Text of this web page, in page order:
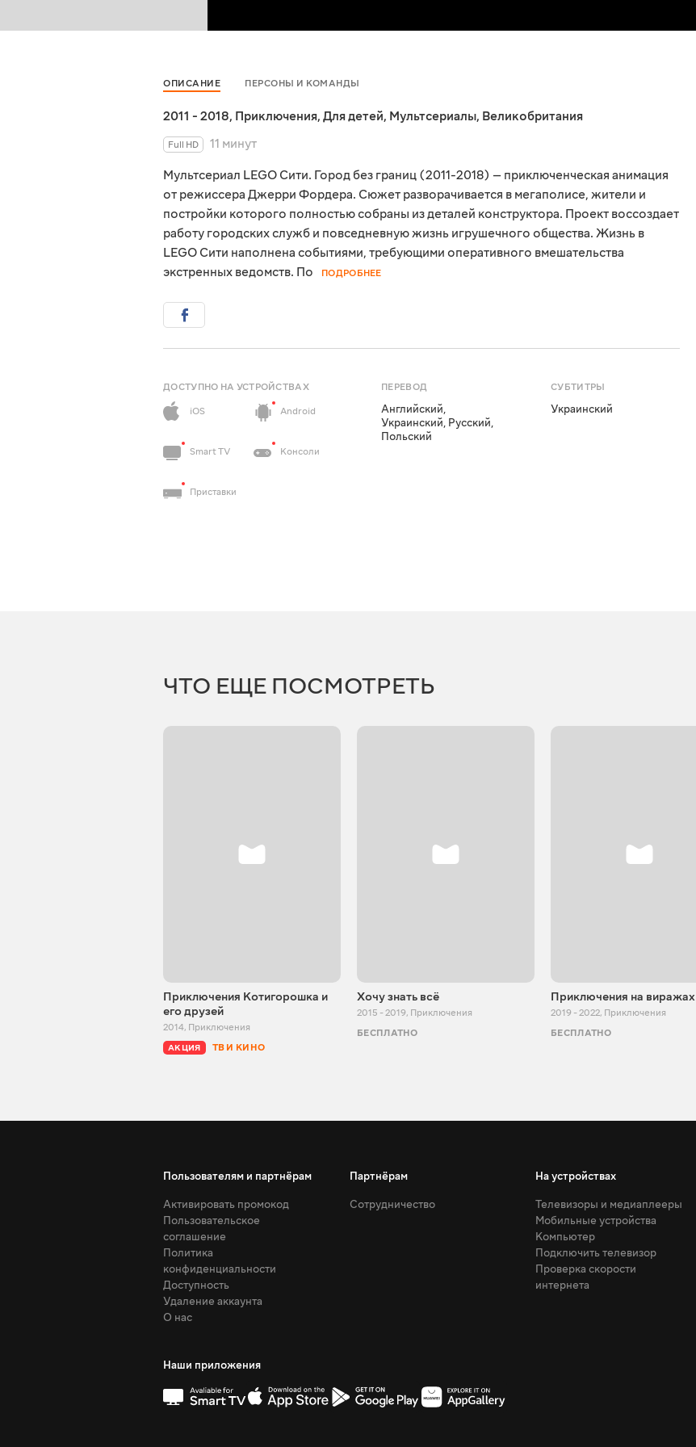
ОПИСАНИЕ ПЕРСОНЫ И КОМАНДЫ
2011 - 2018, Приключения, Для детей, Мультсериалы, Великобритания
Full HD
11 минут
Мультсериал LEGO Сити. Город без границ (2011-2018) — приключенческая анимация
от режиссера Джерри Фордера. Сюжет разворачивается в мегаполисе, жители и
постройки которого полностью собраны из деталей конструктора. Проект воссоздает
работу городских служб и повседневную жизнь игрушечного общества. Жизнь в
LEGO Сити наполнена событиями, требующими оперативного вмешательства
экстренных ведомств. По
ПОДРОБНЕЕ
ДОСТУПНО НА УСТРОЙСТВАХ
iOS
Android
Smart TV Консоли
Приставки
ПЕРЕВОД
Английский,
Украинский, Русский,
Польский
СУБТИТРЫ
Украинский
ЧТО ЕЩЕ ПОСМОТРЕТЬ
Приключения Котигорошка и
его друзей
2014, Приключения
АКЦИЯ ТВ И КИНО
Хочу знать всё
2015 - 2019, Приключения
БЕСПЛАТНО
Приключения на виражах
2019 - 2022, Приключения
БЕСПЛАТНО
Пользователям и партнёрам
Активировать промокод
Пользовательское
соглашение
Политика
конфиденциальности
Доступность
Удаление аккаунта
О нас
Партнёрам
Сотрудничество
На устройствах
Телевизоры и медиаплееры
Мобильные устройства
Компьютер
Подключить телевизор
Проверка скорости
интернета
Наши приложения